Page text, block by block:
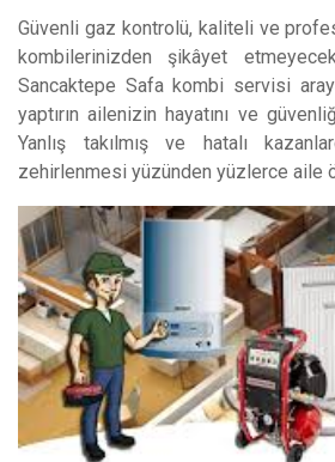
Güvenli gaz kontrolü, kaliteli ve
kombilerinizden şikâyet
Sancaktepe Safa kombi servisi
yaptırın ailenizin hayatını ve
Yanlış takılmış ve hatalı
zehirlenmesi yüzünden yüzlerce aile